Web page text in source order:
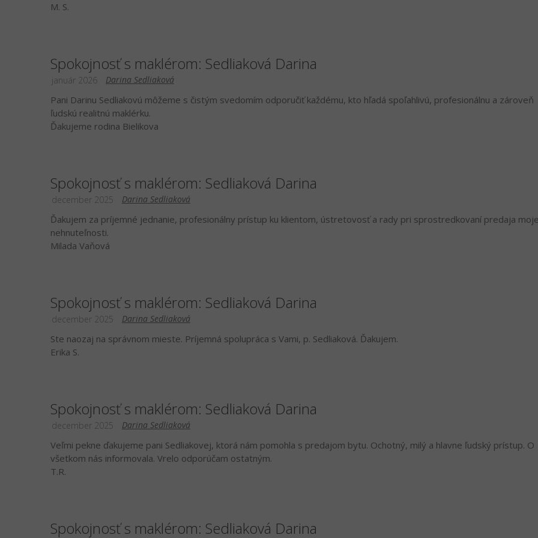
M. S.
Spokojnosť s maklérom: Sedliaková Darina
Darina Sedliaková
január 2026
Pani Darinu Sedliakovú môžeme s čistým svedomím odporučiť každému, kto hľadá spoľahlivú, profesionálnu a zároveň
ľudskú realitnú maklérku.
Ďakujeme rodina Bielikova
Spokojnosť s maklérom: Sedliaková Darina
Darina Sedliaková
december 2025
Ďakujem za príjemné jednanie, profesionálny prístup ku klientom, ústretovosť a rady pri sprostredkovaní predaja
nehnuteľnosti.
Milada Vaňová
Spokojnosť s maklérom: Sedliaková Darina
Darina Sedliaková
december 2025
Ste naozaj na správnom mieste. Príjemná spolupráca s Vami, p. Sedliaková. Ďakujem.
Erika S.
Spokojnosť s maklérom: Sedliaková Darina
Darina Sedliaková
december 2025
Veľmi pekne ďakujeme pani Sedliakovej, ktorá nám pomohla s predajom bytu. Ochotný, milý a hlavne ľudský prístup. O
všetkom nás informovala. Vrelo odporúčam ostatným.
T.R.
Spokojnosť s maklérom: Sedliaková Darina